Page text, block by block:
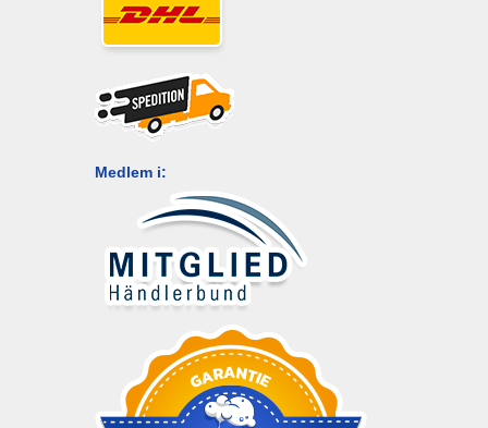
Medlem i: